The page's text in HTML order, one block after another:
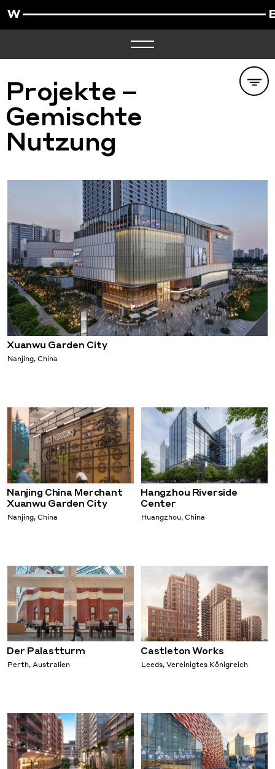
Projekte –
Gemischte
Nutzung
Xuanwu Garden City
Nanjing, China
Nanjing China Merchant
Xuanwu Garden City
Nanjing, China
Hangzhou Riverside
Center
Huangzhou, China
Der Palastturm
Perth, Australien
Castleton Works
Leeds, Vereinigtes Königreich